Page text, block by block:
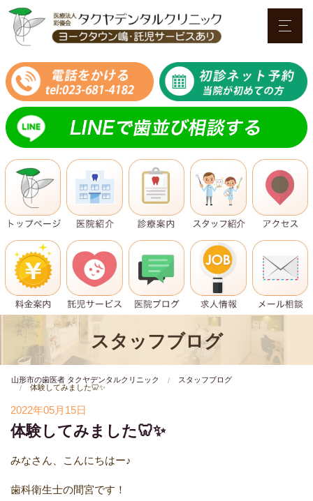
スタッフブログ
山形市の歯医者 タクヤデンタルクリニック
スタッフブログ
体験してみました🦷✨
2022年05月15日
体験してみました🦷✨
みなさん、こんにちはー♪
歯科衛生士の間宮です！